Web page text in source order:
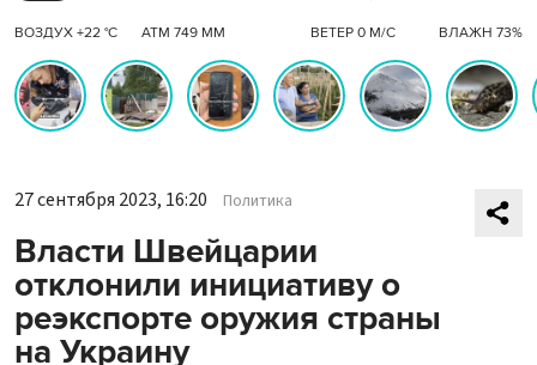
ВОЗДУХ +22 °C АТМ 749 ММ ВЕТЕР 0 М/С ВЛАЖН 73%
27 сентября 2023, 16:20 Политика
Власти Швейцарии
отклонили инициативу о
реэкспорте оружия страны
на Украину